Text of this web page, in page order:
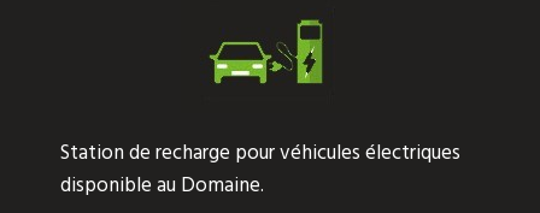
Station de recharge pour véhicules électriques
disponible au Domaine.